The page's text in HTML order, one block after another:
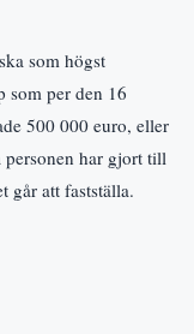
som högst
som per den 16
500 000 euro, eller
personen har gjort till
går att fastställa.